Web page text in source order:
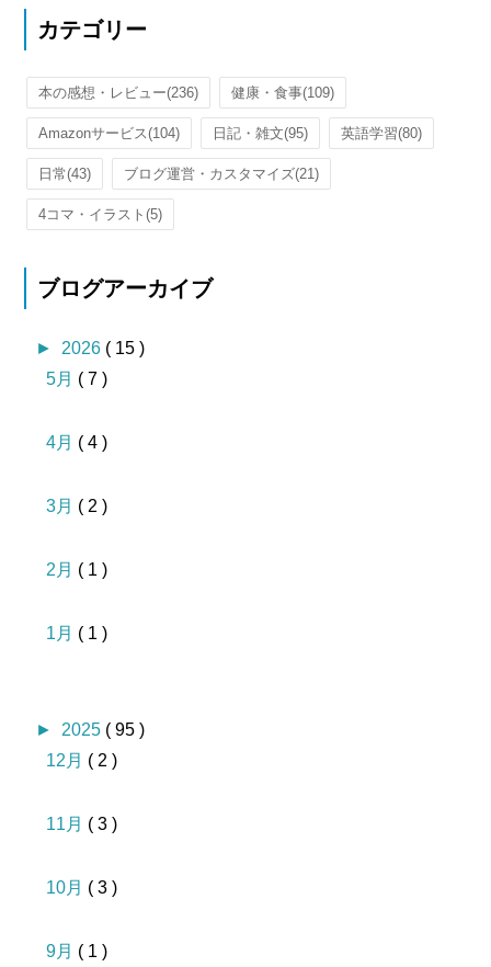
カテゴリー
本の感想・レビュー(236) 健康・食事(109)
Amazonサービス(104) 日記・雑文(95) 英語学習(80)
日常(43) ブログ運営・カスタマイズ(21)
4コマ・イラスト(5)
ブログアーカイブ
► 2026 ( 15 )
5月 ( 7 )
4月 ( 4 )
3月 ( 2 )
2月 ( 1 )
1月 ( 1 )
► 2025 ( 95 )
12月 ( 2 )
11月 ( 3 )
10月 ( 3 )
9月 ( 1 )